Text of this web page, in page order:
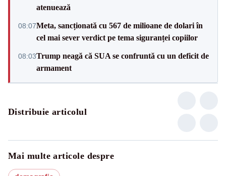
atenuează
08:07Meta, sancționată cu 567 de milioane de dolari în
cel mai sever verdict pe tema siguranței copiilor
08:03Trump neagă că SUA se confruntă cu un deficit de
armament
Distribuie articolul
Mai multe articole despre